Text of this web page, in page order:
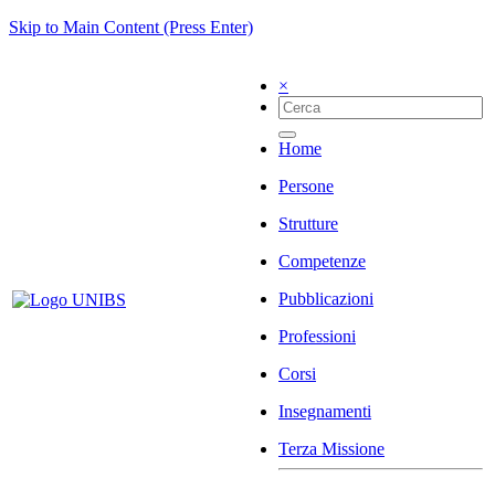
Skip to Main Content (Press Enter)
×
Home
Persone
Strutture
Competenze
Pubblicazioni
Professioni
Corsi
Insegnamenti
Terza Missione